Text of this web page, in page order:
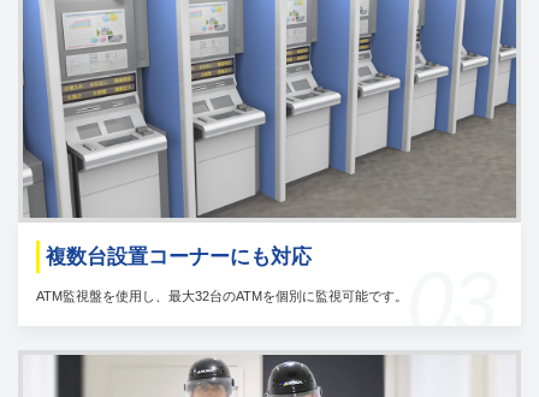
複数台設置コーナーにも対応
ATM監視盤を使用し、最大32台のATMを個別に監視可能です。